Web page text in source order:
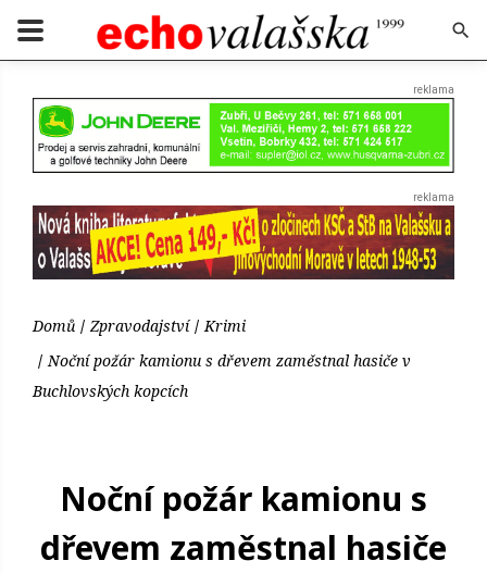
Domů Zpravodajství
Krimi
Noční požár kamionu s dřevem zaměstnal hasiče v
Buchlovských kopcích
Noční požár kamionu s
dřevem zaměstnal hasiče